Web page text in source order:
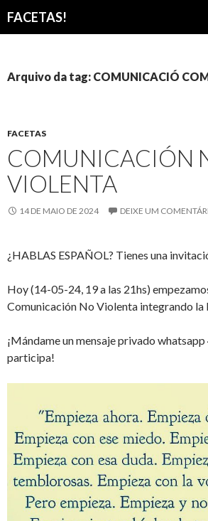
FACETAS!
CONTEÚDO
Arquivo da tag: COMUNICACIÓ
FACETAS
COMUNICACIÓN
VIOLENTA
14 DE MAIO DE 2024 DEIXE UM
¿HABLAS ESPAÑOL? Tienes una
Hoy (14-05-24, 19 a las 21hs)
Comunicación No Violenta integrando la
¡Mándame un mensaje privado
participa!